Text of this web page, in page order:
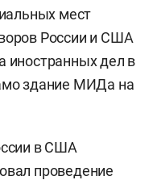
мест
России и США
иностранных дел в
здание МИДа на
в США
проведение